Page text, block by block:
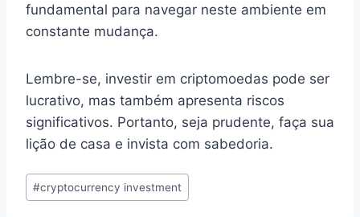
fundamental para navegar neste ambiente em
constante mudança.
Lembre-se, investir em criptomoedas pode ser
lucrativo, mas também apresenta riscos
significativos. Portanto, seja prudente, faça sua
lição de casa e invista com sabedoria.
Tags
do
#cryptocurrency investment